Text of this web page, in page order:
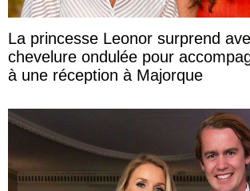
La princesse Leonor surprend
chevelure ondulée pour
à une réception à Majorque